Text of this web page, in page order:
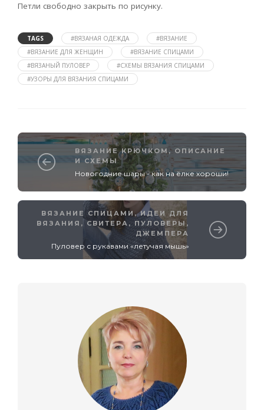
Петли свободно закрыть по рисунку.
TAGS #ВЯЗАНАЯ ОДЕЖДА
#ВЯЗАНИЕ
#ВЯЗАНИЕ ДЛЯ ЖЕНЩИН
#ВЯЗАНИЕ СПИЦАМИ
#ВЯЗАНЫЙ ПУЛОВЕР
#СХЕМЫ ВЯЗАНИЯ СПИЦАМИ
#УЗОРЫ ДЛЯ ВЯЗАНИЯ СПИЦАМИ
ВЯЗАНИЕ КРЮЧКОМ , ОПИСАНИЕ
И СХЕМЫ
Новогодние шары - как на ёлке хороши!
ВЯЗАНИЕ СПИЦАМИ,ИДЕИ ДЛЯ
ВЯЗАНИЯ , СВИТЕРА, ПУЛОВЕРЫ,
ДЖЕМПЕРА
Пуловер с рукавами «летучая мышь»